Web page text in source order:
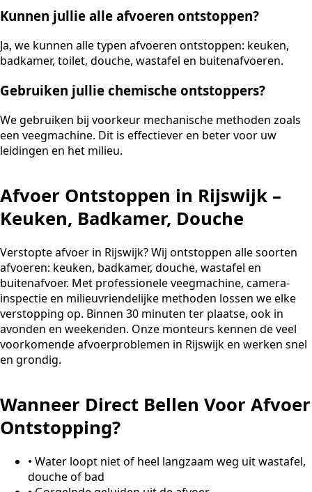
Kunnen jullie alle afvoeren ontstoppen?
Ja, we kunnen alle typen afvoeren ontstoppen: keuken,
badkamer, toilet, douche, wastafel en buitenafvoeren.
Gebruiken jullie chemische ontstoppers?
We gebruiken bij voorkeur mechanische methoden zoals
een veegmachine. Dit is effectiever en beter voor uw
leidingen en het milieu.
Afvoer Ontstoppen in Rijswijk –
Keuken, Badkamer, Douche
Verstopte afvoer in Rijswijk? Wij ontstoppen alle soorten
afvoeren: keuken, badkamer, douche, wastafel en
buitenafvoer. Met professionele veegmachine, camera-
inspectie en milieuvriendelijke methoden lossen we elke
verstopping op. Binnen 30 minuten ter plaatse, ook in
avonden en weekenden. Onze monteurs kennen de veel
voorkomende afvoerproblemen in Rijswijk en werken snel
en grondig.
Wanneer Direct Bellen Voor Afvoer
Ontstopping?
• Water loopt niet of heel langzaam weg uit wastafel,
douche of bad